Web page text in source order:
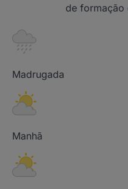
de
Madrugada
Manhã